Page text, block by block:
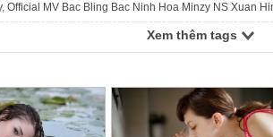
, Official MV Bac Bling Bac Ninh Hoa Minzy NS Xuan
Hinh x Masew x Tuấn Cry,Official MV Bac Bling
Bling Hòa Minzy NS Xuân Hinh Masew Tuấn Cry
Cry,Ca sĩ Hòa Minzy,Ca si Hoa Minzy
Xem thêm tags